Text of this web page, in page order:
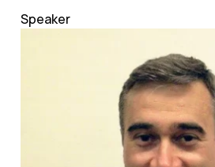
Speaker